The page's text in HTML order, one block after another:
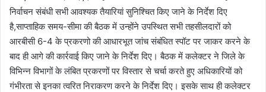
निर्वाचन संबंधी सभी आवश्यक तैयारियां सुनिश्चित किए जाने के निर्देश दिए
है,साप्ताहिक समय-सीमा की बैठक में उन्होंने उपस्थित सभी तहसीलदारों को
आरबीसी 6-4 के प्रकरणो की आधारभूत जांच संबंधित स्पॉट पर जाकर करने के
बाद ही आगे की कार्रवाई किए जाने के निर्देश दिए। बैठक में कलेक्टर ने जिले के
विभिन्न विभागों के लंबित प्रकरणों पर विस्तार से चर्चा करते हुए अधिकारियों को
गंभीरता से इनका त्वरित निराकरण करने के निर्देश दिए। इसके साथ ही कलेक्टर